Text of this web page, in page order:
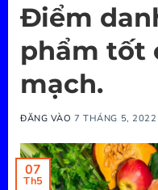
Điểm
phẩm tốt
mạch.
ĐĂNG VÀO7 THÁNG 5, 2022
07
Th5